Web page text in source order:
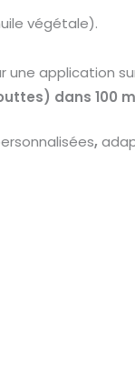
végétale).
une application
dans 100
,